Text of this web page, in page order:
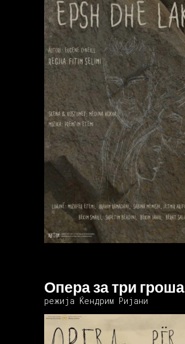
Опера за три гроша
режија Ќендрим Ријани